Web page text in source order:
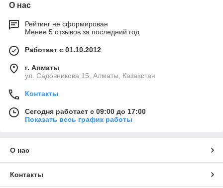
О нас
Рейтинг не сформирован
Менее 5 отзывов за последний год
Работает с 01.10.2012
г. Алматы
ул. Садовникова 15, Алматы, Казахстан
Контакты
Сегодня работает с 09:00 до 17:00
Показать весь график работы
О нас
Контакты